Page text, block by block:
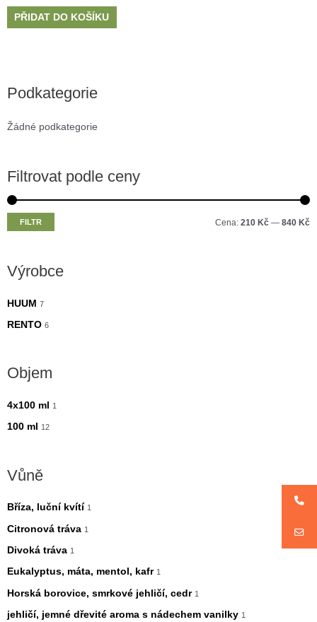
Podkategorie
Žádné podkategorie
Filtrovat podle ceny
FILTR Cena: 210 Kč — 840 Kč
Výrobce
HUUM 7
RENTO 6
Objem
4x100 ml 1
100 ml 12
Vůně
Bříza, luční kvítí 1
Citronová tráva 1
Divoká tráva 1
Eukalyptus, máta, mentol, kafr 1
Horská borovice, smrkové jehličí, cedr 1
jehličí, jemné dřevité aroma s nádechem vanilky 1
PŘIDAT DO KOŠÍKU